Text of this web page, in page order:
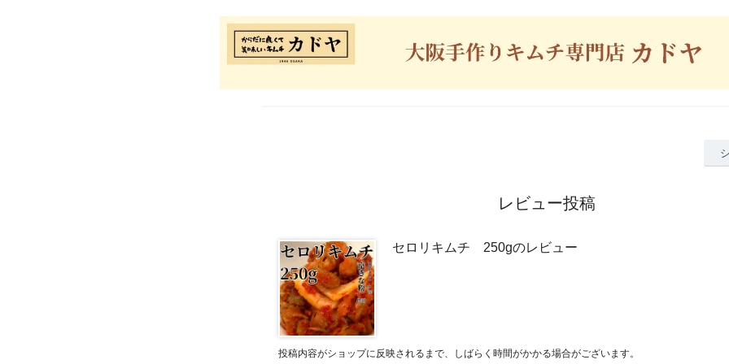
レビュー投稿
セロリキムチ 250gのレビュー
投稿内容がショップに反映されるまで、しばらく時間がかかる場合がございます。